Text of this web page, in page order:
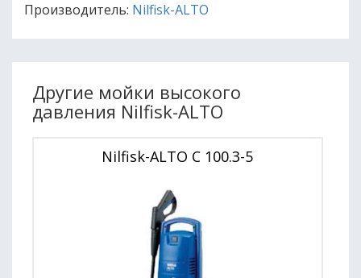
Производитель: Nilfisk-ALTO
Другие мойки высокого
давления Nilfisk-ALTO
Nilfisk-ALTO C 100.3-5